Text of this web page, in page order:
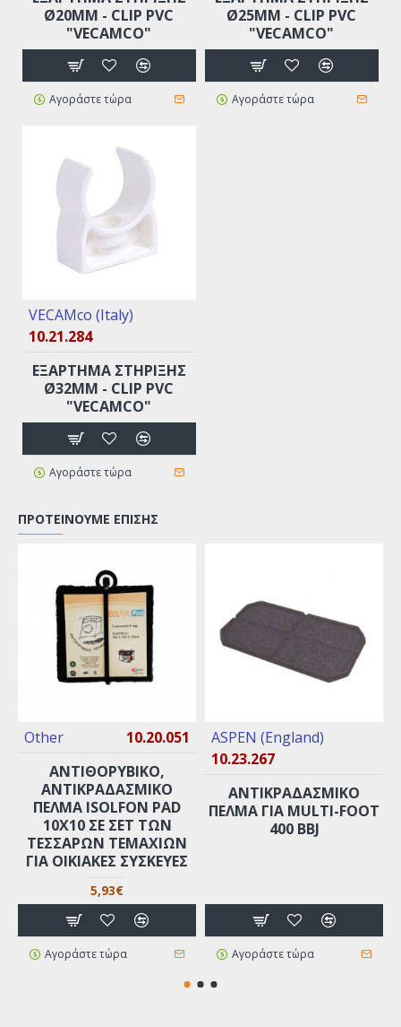
Ø20MM - CLIP PVC
"VECAMCO"
Αγοράστε τώρα
Ø25MM - CLIP PVC
"VECAMCO"
Αγοράστε τώρα
VECAMco (Italy)
10.21.284
EΞAPTHMA ΣTHPIΞHΣ
Ø32MM - CLIP PVC
"VECAMCO"
Αγοράστε τώρα
ΠΡΟΤΕΊΝΟΥΜΕ ΕΠΊΣΗΣ
Other
10.20.051
ΑΝΤΙΘΟΡΥΒΙΚΌ,
ΑΝΤΙΚΡΑΔΑΣΜΙΚΌ
ΠΈΛΜΑ ISOLFON PAD
10X10 ΣΕ ΣΕΤ ΤΩΝ
ΤΕΣΣΆΡΩΝ ΤΕΜΑΧΊΩΝ
ΓΙΑ ΟΙΚΙΑΚΈΣ ΣΥΣΚΕΥΈΣ
5,93€
Αγοράστε τώρα
ASPEN (England)
10.23.267
ANTIKΡΑΔΑΣΜΙΚΟ
ΠΕΛΜΑ ΓΙΑ MULTI-FOOT
400 BBJ
Αγοράστε τώρα